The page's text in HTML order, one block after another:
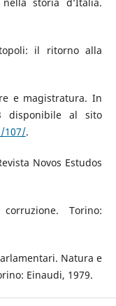
il ritorno alla
e magistratura. In
disponibile al sito
107/.
Novos Estudos
Torino:
Natura e
Einaudi, 1979.